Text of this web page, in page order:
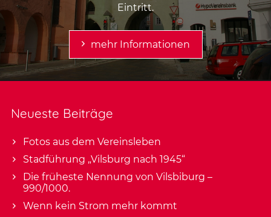
Eintritt.
mehr Informationen
Neueste Beiträge
Fotos aus dem Vereinsleben
Stadführung „Vilsburg nach 1945“
Die früheste Nennung von Vilsbiburg –
990/1000.
Wenn kein Strom mehr kommt